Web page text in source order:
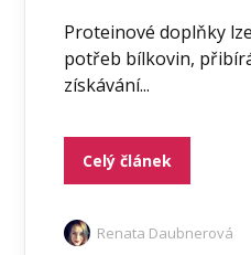
Proteinové doplňky
potřeb bílkovin,
získávání...
Celý článek
Renata Daubnerová